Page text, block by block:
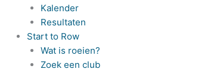
Kalender
Resultaten
Start to Row
Wat is roeien?
Zoek een club